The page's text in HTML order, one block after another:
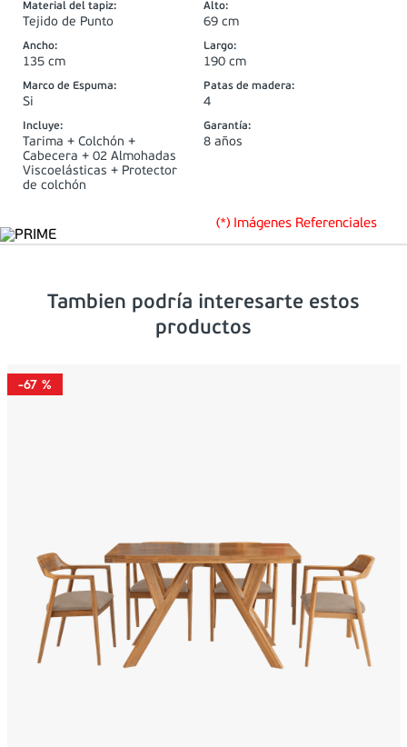
Material del tapiz:
Tejido de Punto
Alto:
69 cm
Ancho:
135 cm
Largo:
190 cm
Marco de Espuma:
Si
Patas de madera:
4
Incluye:
Tarima + Colchón +
Cabecera + 02 Almohadas
Viscoelásticas + Protector
de colchón
Garantía:
8 años
(*) Imágenes Referenciales
Tambien podría interesarte estos
productos
-67 %